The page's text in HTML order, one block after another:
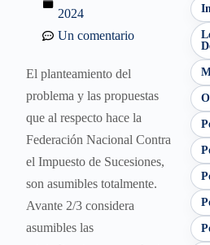
2024
Un comentario
El planteamiento del
problema y las propuestas
que al respecto hace la
Federación Nacional Contra
el Impuesto de Sucesiones,
son asumibles totalmente.
Avante 2/3 considera
asumibles las